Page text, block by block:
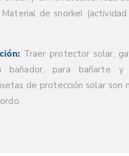
de snorkel
Traer protector solar,
para bañarte y
de protección solar son